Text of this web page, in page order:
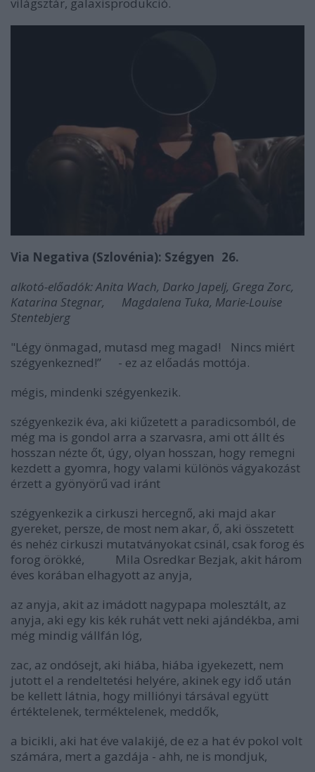
világsztár, galaxisprodukció.
Via Negativa (Szlovénia): Szégyen 26.
alkotó-előadók: Anita Wach, Darko Japelj, Grega Zorc,
Katarina Stegnar, Magdalena Tuka, Marie-Louise
Stentebjerg
"Légy önmagad, mutasd meg magad! Nincs miért
szégyenkezned!” - ez az előadás mottója.
mégis, mindenki szégyenkezik.
szégyenkezik éva, aki kiűzetett a paradicsomból, de
még ma is gondol arra a szarvasra, ami ott állt és
hosszan nézte őt, úgy, olyan hosszan, hogy remegni
kezdett a gyomra, hogy valami különös vágyakozást
érzett a gyönyörű vad iránt
szégyenkezik a cirkuszi hercegnő, aki majd akar
gyereket, persze, de most nem akar, ő, aki összetett
és nehéz cirkuszi mutatványokat csinál, csak forog és
forog örökké, Mila Osredkar Bezjak, akit három
éves korában elhagyott az anyja,
az anyja, akit az imádott nagypapa molesztált, az
anyja, aki egy kis kék ruhát vett neki ajándékba, ami
még mindig vállfán lóg,
zac, az ondósejt, aki hiába, hiába igyekezett, nem
jutott el a rendeltetési helyére, akinek egy idő után
be kellett látnia, hogy milliónyi társával együtt
értéktelenek, terméktelenek, meddők,
a bicikli, aki hat éve valakijé, de ez a hat év pokol volt
számára, mert a gazdája - ahh, ne is mondjuk,